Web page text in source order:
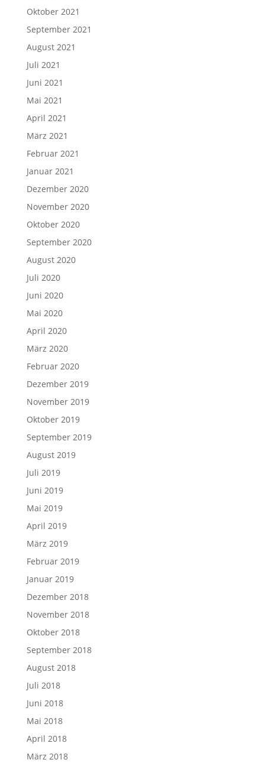
Oktober 2021
September 2021
August 2021
Juli 2021
Juni 2021
Mai 2021
April 2021
März 2021
Februar 2021
Januar 2021
Dezember 2020
November 2020
Oktober 2020
September 2020
August 2020
Juli 2020
Juni 2020
Mai 2020
April 2020
März 2020
Februar 2020
Dezember 2019
November 2019
Oktober 2019
September 2019
August 2019
Juli 2019
Juni 2019
Mai 2019
April 2019
März 2019
Februar 2019
Januar 2019
Dezember 2018
November 2018
Oktober 2018
September 2018
August 2018
Juli 2018
Juni 2018
Mai 2018
April 2018
März 2018